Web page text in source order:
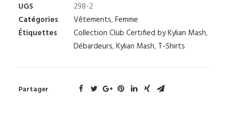
UGS
298-2
Catégories
Vêtements,Femme
Étiquettes
Collection Club Certified by Kylian Mash,
Débardeurs,Kylian Mash, T-Shirts
Partager